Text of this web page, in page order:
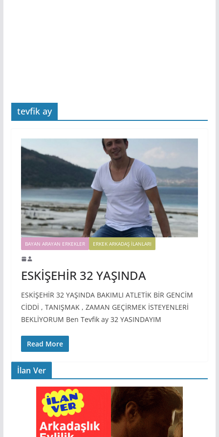
tevfik ay
BAYAN ARAYAN ERKEKLER ERKEK ARKADAŞ ILANLARI
ESKİŞEHİR 32 YAŞINDA
ESKİŞEHİR 32 YAŞINDA BAKIMLI ATLETİK BİR GENCİM
CİDDİ , TANIŞMAK , ZAMAN GEÇİRMEK İSTEYENLERİ
BEKLİYORUM Ben Tevfik ay 32 YASINDAYIM
Read More
İlan Ver